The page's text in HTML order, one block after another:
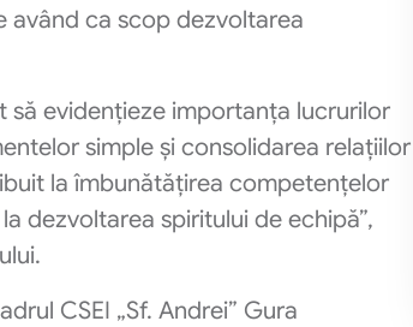
având ca scop dezvoltarea
să evidențieze importanța lucrurilor
simple și consolidarea relațiilor
la îmbunătățirea competențelor
dezvoltarea spiritului de echipă”,
CSEI „Sf. Andrei” Gura